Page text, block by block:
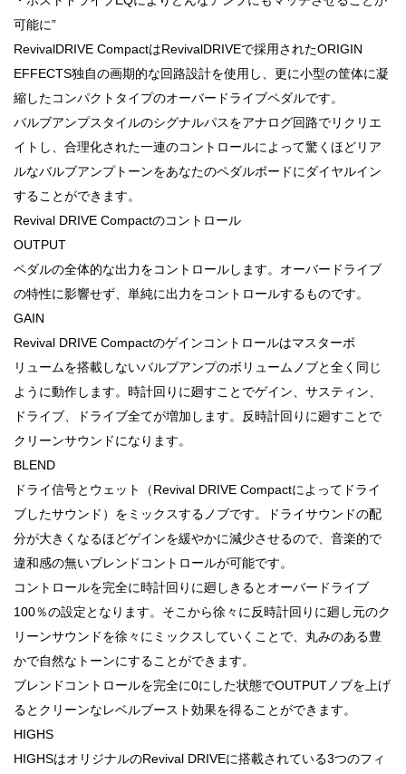
可能に”
RevivalDRIVE CompactはRevivalDRIVEで採用されたORIGIN
EFFECTS独自の画期的な回路設計を使用し、更に小型の筐体に凝
縮したコンパクトタイプのオーバードライブペダルです。
バルブアンプスタイルのシグナルパスをアナログ回路でリクリエ
イトし、合理化された一連のコントロールによって驚くほどリア
ルなバルブアンプトーンをあなたのペダルボードにダイヤルイン
することができます。
Revival DRIVE Compactのコントロール
OUTPUT
ペダルの全体的な出力をコントロールします。オーバードライブ
の特性に影響せず、単純に出力をコントロールするものです。
GAIN
Revival DRIVE Compactのゲインコントロールはマスターボ
リュームを搭載しないバルブアンプのボリュームノブと全く同じ
ように動作します。時計回りに廻すことでゲイン、サスティン、
ドライブ、ドライブ全てが増加します。反時計回りに廻すことで
クリーンサウンドになります。
BLEND
ドライ信号とウェット（Revival DRIVE Compactによってドライ
ブしたサウンド）をミックスするノブです。ドライサウンドの配
分が大きくなるほどゲインを緩やかに減少させるので、音楽的で
違和感の無いブレンドコントロールが可能です。
コントロールを完全に時計回りに廻しきるとオーバードライブ
100％の設定となります。そこから徐々に反時計回りに廻し元のク
リーンサウンドを徐々にミックスしていくことで、丸みのある豊
かで自然なトーンにすることができます。
ブレンドコントロールを完全に0にした状態でOUTPUTノブを上げ
るとクリーンなレベルブースト効果を得ることができます。
HIGHS
HIGHSはオリジナルのRevival DRIVEに搭載されている3つのフィ